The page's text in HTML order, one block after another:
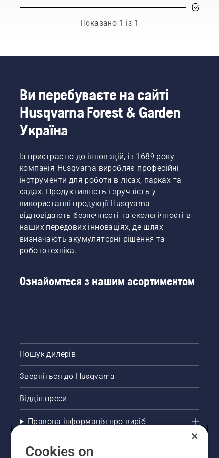
Показано 1 із 1
Ви перебуваєте на сайті
Husqvarna Forest & Garden
Україна
Із пристрастю до інновацій, із 1689 року
компанія Husqvarna виробляє професійні
інструменти для роботи в лісах, парках та
садах. Продуктивність і зручність у
використанні продукції Husqvarna
відповідають безпечності та екологічності в
наших передових інноваціях, де шлях
визначають акумуляторні рішення та
робототехніка.
Ознайомтеся з нашим асортиментом
Пошук дилерів
Зверніться до Husqvarna
Відділ преси
Правова інформація про виріб
Інші сайти Husqvarna
Cookies on